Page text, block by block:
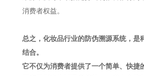
消费者权益。
总之，化妆品行业的防伪溯源系统，是
结合。
它不仅为消费者提供了一个简单、快捷